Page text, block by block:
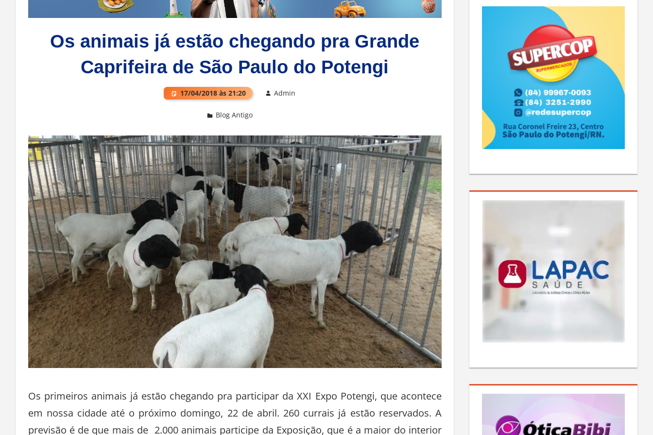
Os animais já estão chegando pra Grande
Caprifeira de São Paulo do Potengi
17/04/2018 às 21:20 Admin
Blog Antigo
Os primeiros animais já estão chegando pra participar da XXI Expo Potengi, que acontece
em nossa cidade até o próximo domingo, 22 de abril. 260 currais já estão reservados. A
previsão é de que mais de 2.000 animais participe da Exposição, que é a maior do interior